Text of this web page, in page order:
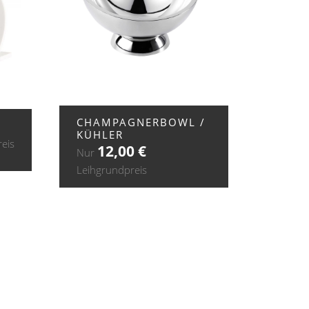
CHAMPAGNERBOWL /
KÜHLER
Nur 12,00€
Leihgrundpreis